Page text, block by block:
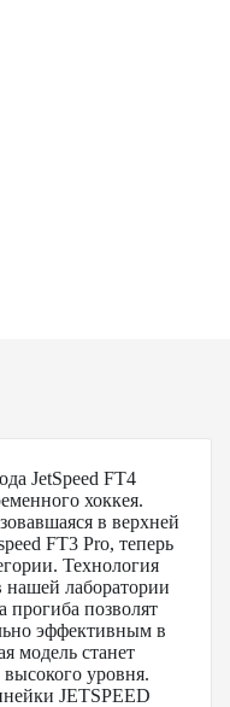
JetSpeed FT4
хоккея.
в верхней
FT3 Pro, теперь
Технология
нашей лаборатории
прогиба позволят
эффективным в
модель станет
уровня.
JETSPEED